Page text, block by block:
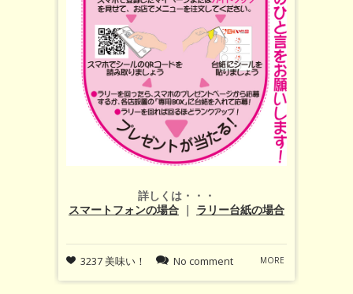
詳しくは・・・
スマートフォンの場合 ｜ ラリー台紙の場合
3237 美味い！ No comment MORE